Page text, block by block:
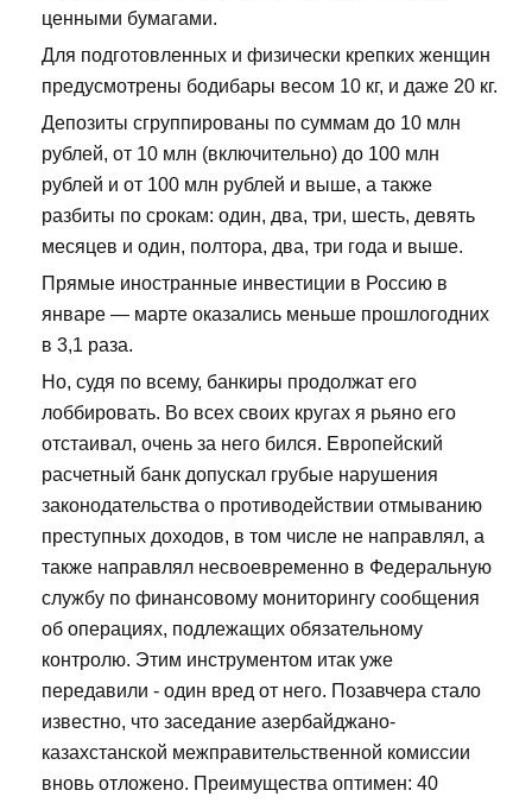
ценными бумагами.
Для подготовленных и физически крепких женщин
предусмотрены бодибары весом 10 кг, и даже 20 кг.
Депозиты сгруппированы по суммам до 10 млн
рублей, от 10 млн (включительно) до 100 млн
рублей и от 100 млн рублей и выше, а также
разбиты по срокам: один, два, три, шесть, девять
месяцев и один, полтора, два, три года и выше.
Прямые иностранные инвестиции в Россию в
январе — марте оказались меньше прошлогодних
в 3,1 раза.
Но, судя по всему, банкиры продолжат его
лоббировать. Во всех своих кругах я рьяно его
отстаивал, очень за него бился. Европейский
расчетный банк допускал грубые нарушения
законодательства о противодействии отмыванию
преступных доходов, в том числе не направлял, а
также направлял несвоевременно в Федеральную
службу по финансовому мониторингу сообщения
об операциях, подлежащих обязательному
контролю. Этим инструментом итак уже
передавили - один вред от него. Позавчера стало
известно, что заседание азербайджано-
казахстанской межправительственной комиссии
вновь отложено. Преимущества оптимен: 40